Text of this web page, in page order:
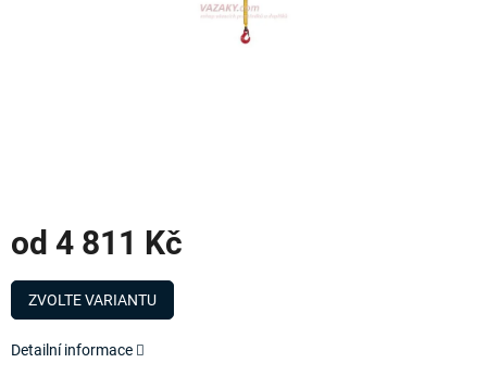
od 4 811 Kč
Měrná
cena:
ZVOLTE VARIANTU
Detailní informace